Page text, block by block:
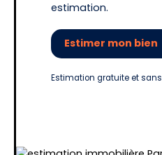
estimation.
Estimer mon bien
Estimation gratuite et